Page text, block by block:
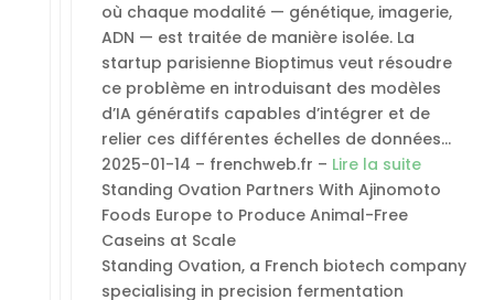
où chaque modalité — génétique, imagerie,
ADN — est traitée de manière isolée. La
startup parisienne Bioptimus veut résoudre
ce problème en introduisant des modèles
d’IA génératifs capables d’intégrer et de
relier ces différentes échelles de données…
2025-01-14 – frenchweb.fr – Lire la suite
Standing Ovation Partners With Ajinomoto
Foods Europe to Produce Animal-Free
Caseins at Scale
Standing Ovation, a French biotech company
specialising in precision fermentation